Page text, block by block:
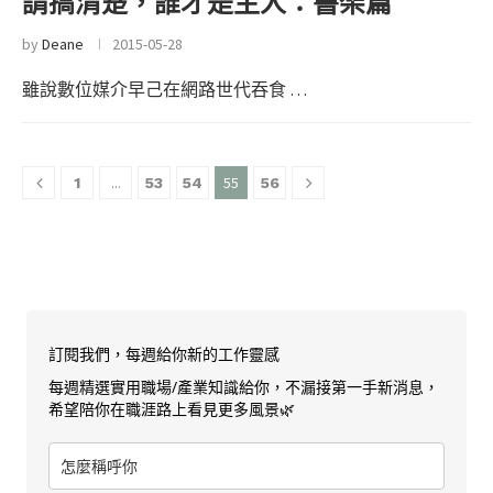
byDeane 2015-05-28
雖說數位媒介早己在網路世代吞食 …
1 ... 53 54 55 56
訂閱我們，每週給你新的工作靈感
每週精選實用職場/產業知識給你，不漏接第一手新消息，
希望陪你在職涯路上看見更多風景🌿